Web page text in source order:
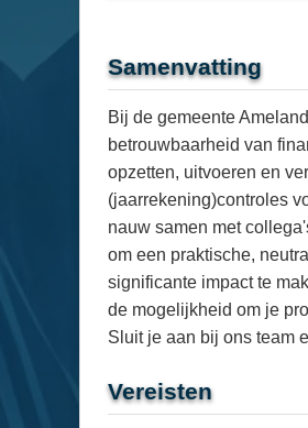
Samenvatting
Bij de gemeente
betrouwbaarheid van
opzetten, uitvoeren en
(jaarrekening)controles
nauw samen met
om een praktische,
significante impact te
de mogelijkheid om je
Sluit je aan bij ons team
Vereisten